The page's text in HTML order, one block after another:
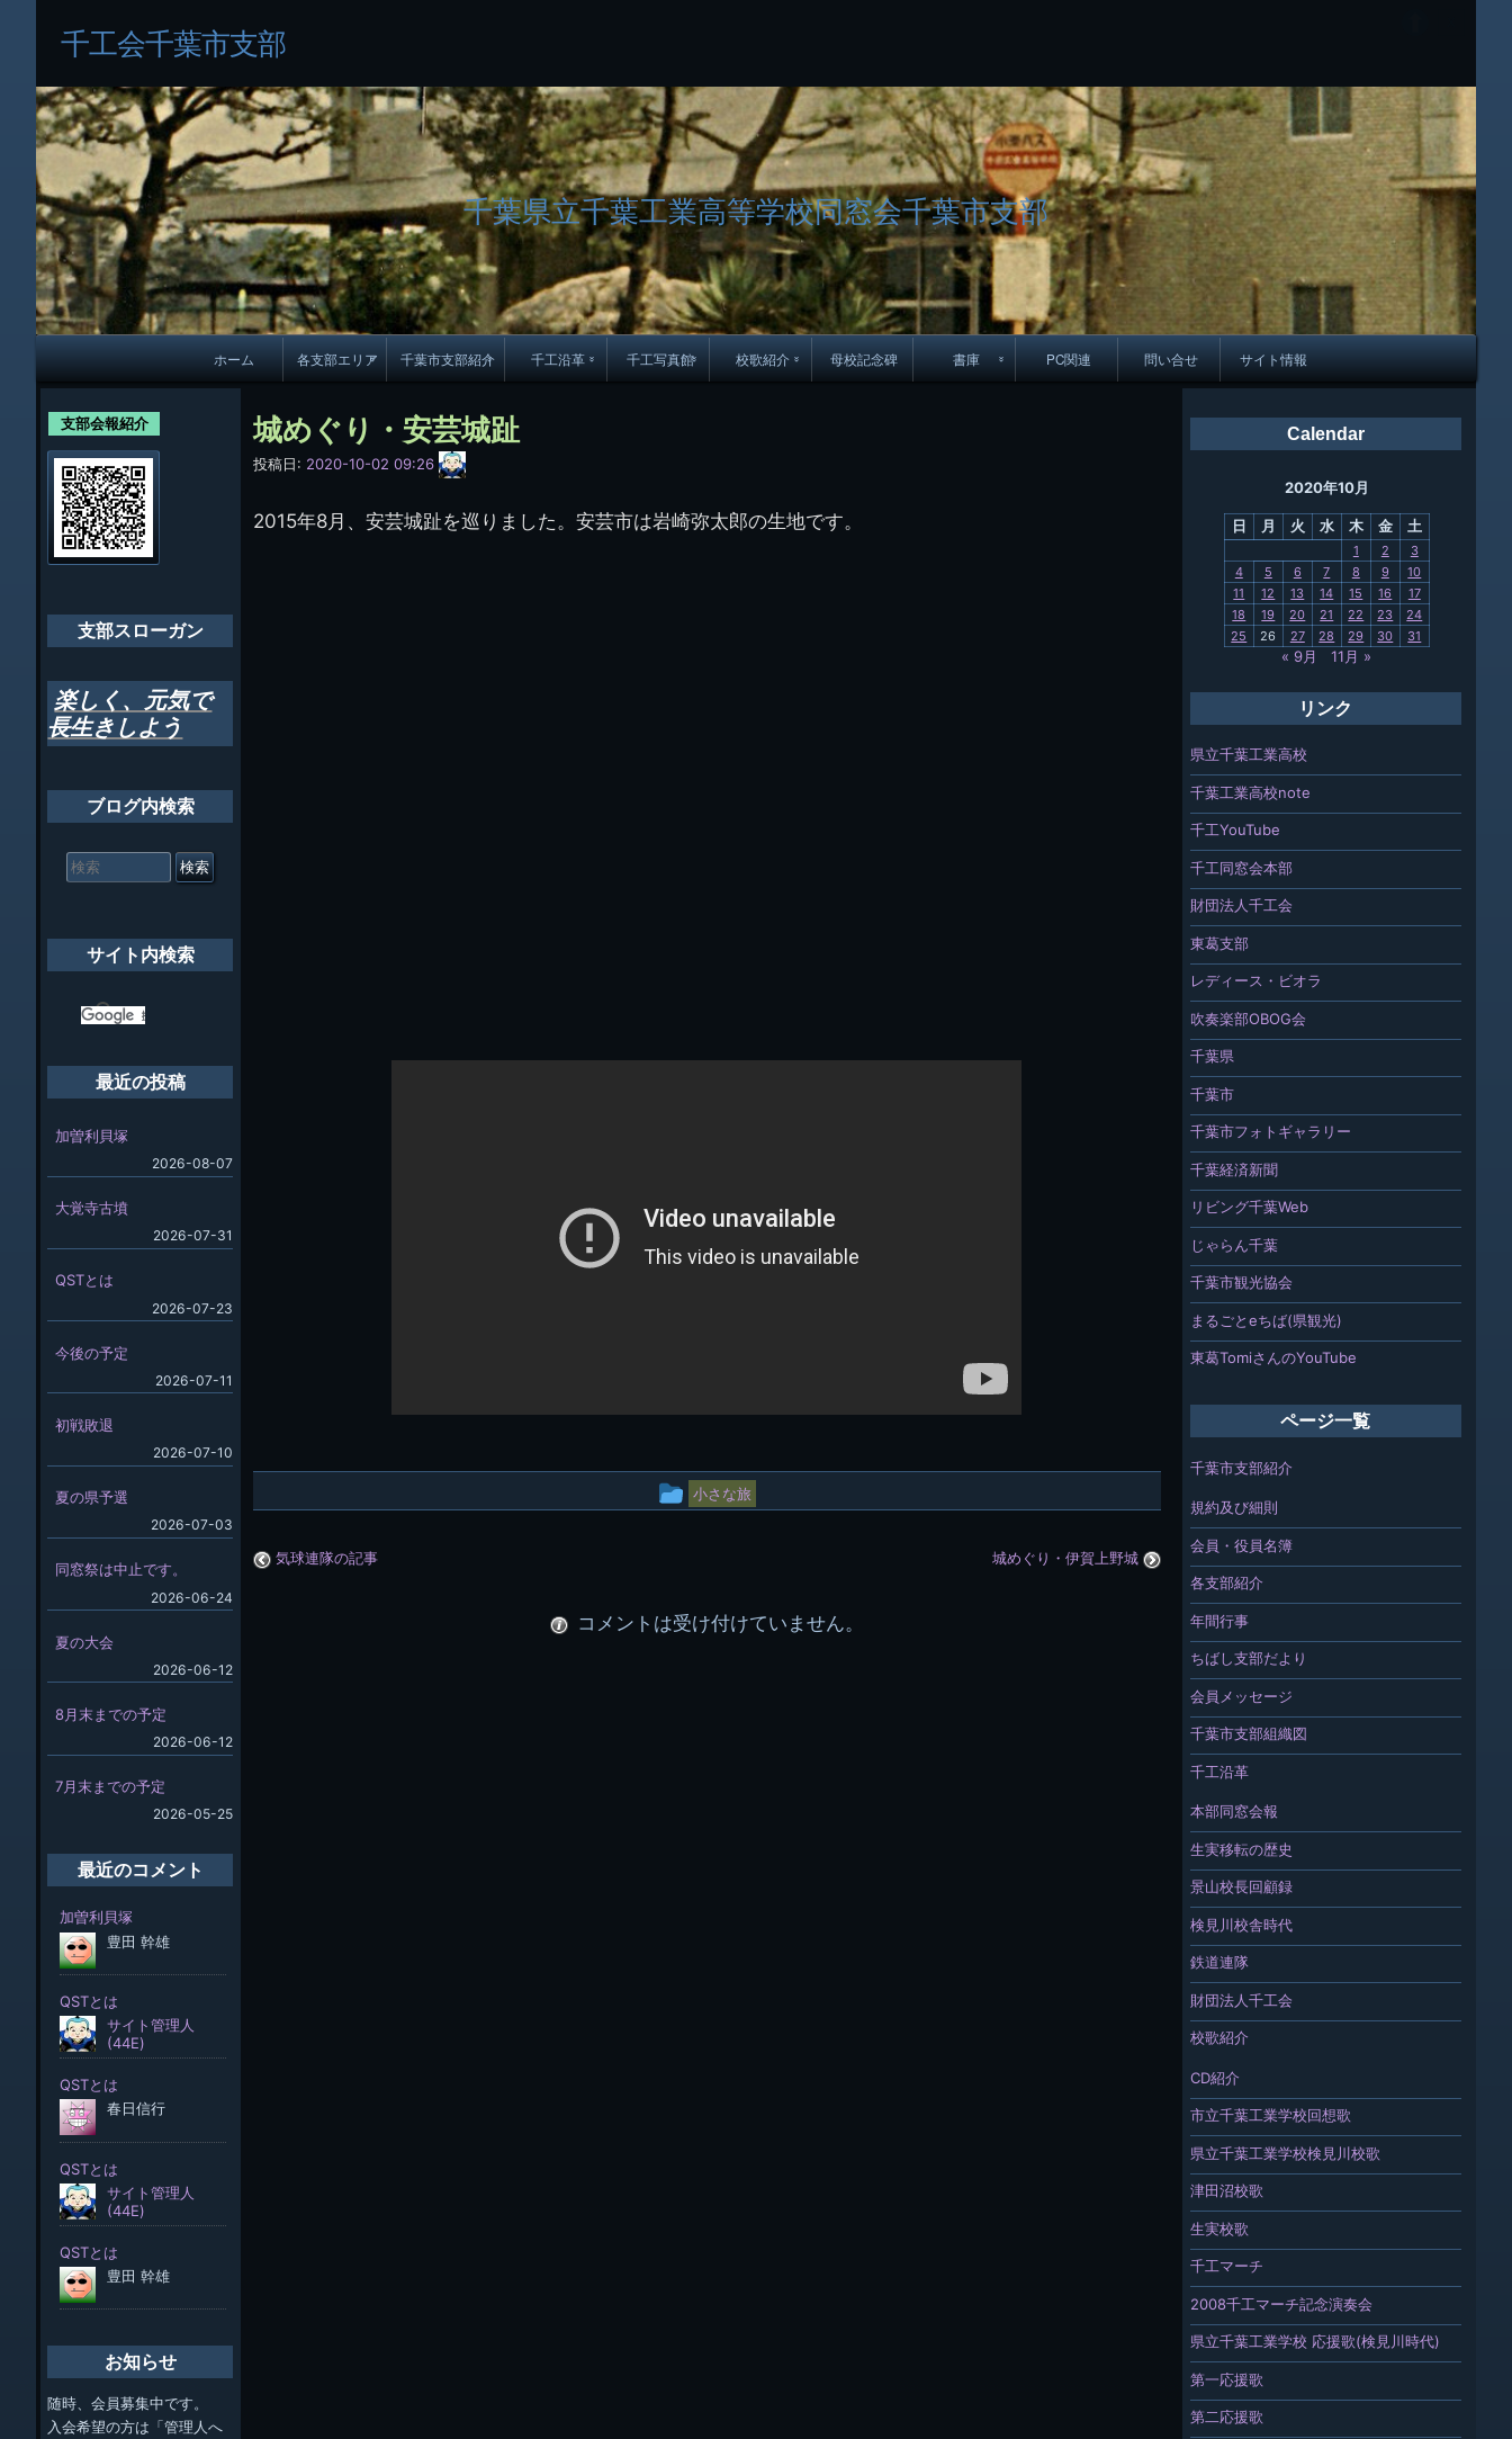
ツ
へ
ス
キ
ッ
プ
千工会千葉市支部
千葉県立千葉工業高等学校同窓会千葉市支部
メ
イ
ン
ナ
ビ
ゲ
ー
ョ
ン
ホーム 各支部エリア 千葉市支部紹介
会員・役員名簿
千工沿革 千工写真館 校歌紹介 母校記念碑 書庫 PC関連 問い合せ サイト情報
城めぐり・安芸城趾
投稿日: 2020-10-02 09:26
サ
イ
管
理
2015年8月、安芸城趾を巡りました。安芸市は岩崎弥太郎の生地です。
投
ー
小さな旅
気球連隊の記事 城めぐり・伊賀上野城
コメントは受け付けていません。
Calendar
2020年10月
日 月 火 水 木 金 土
1 2
3
4
5 6 7 8 9
10
11
12 13 14 15 16
17
18
19 20 21 22 23
24
25
26 27 28 29 30 31
« 9月 11月 »
リンク
県立千葉工業高校
千葉工業高校note
千工YouTube
千工同窓会本部
財団法人千工会
東葛支部
レディース・ビオラ
吹奏楽部OBOG会
千葉県
千葉市
千葉市フォトギャラリー
千葉経済新聞
リビング千葉Web
じゃらん千葉
千葉市観光協会
まるごとeちば(県観光)
東葛TomiさんのYouTube
ページ一覧
千葉市支部紹介
規約及び細則
会員・役員名簿
各支部紹介
年間行事
ちばし支部だより
会員メッセージ
千葉市支部組織図
千工沿革
本部同窓会報
生実移転の歴史
景山校長回顧録
検見川校舎時代
鉄道連隊
財団法人千工会
校歌紹介
CD紹介
市立千葉工業学校回想歌
県立千葉工業学校検見川校歌
津田沼校歌
生実校歌
千工マーチ
2008千工マーチ記念演奏会
県立千葉工業学校 応援歌(検見川時代)
第一応援歌
第二応援歌
支部会報紹介
支部スローガン
楽しく、元気で
長生きしよう
ブログ内検索
索
サイト内検索
最近の投稿
加曽利貝塚
2026-08-07
大覚寺古墳
2026-07-31
QSTとは
2026-07-23
今後の予定
2026-07-11
初戦敗退
2026-07-10
夏の県予選
2026-07-03
同窓祭は中止です。
2026-06-24
夏の大会
2026-06-12
8月末までの予定
2026-06-12
7月末までの予定
2026-05-25
最近のコメント
お知らせ
随時、会員募集中です。
入会希望の方は「管理人へ